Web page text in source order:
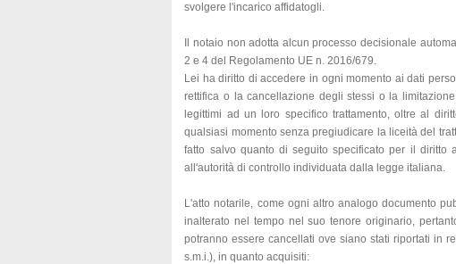
svolgere l'incarico affidatogli.
Il notaio non adotta alcun processo decisionale
2 e 4 del Regolamento UE n. 2016/679.
Lei ha diritto di accedere in ogni momento ai dati
rettifica o la cancellazione degli stessi o la
legittimi ad un loro specifico trattamento, oltre al
qualsiasi momento senza pregiudicare la liceità del
fatto salvo quanto di seguito specificato per il diritto
all'autorità di controllo individuata dalla legge italiana.
L'atto notarile, come ogni altro analogo documento
inalterato nel tempo nel suo tenore originario,
potranno essere cancellati ove siano stati riportati in
s.m.i.), in quanto acquisiti: